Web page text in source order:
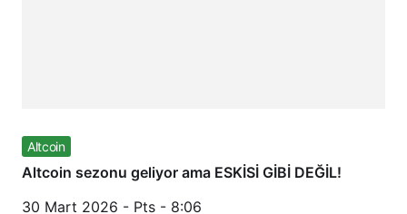
Altcoin
Altcoin sezonu geliyor ama ESKİSİ GİBİ DEĞİL!
30 Mart 2026 - Pts - 8:06